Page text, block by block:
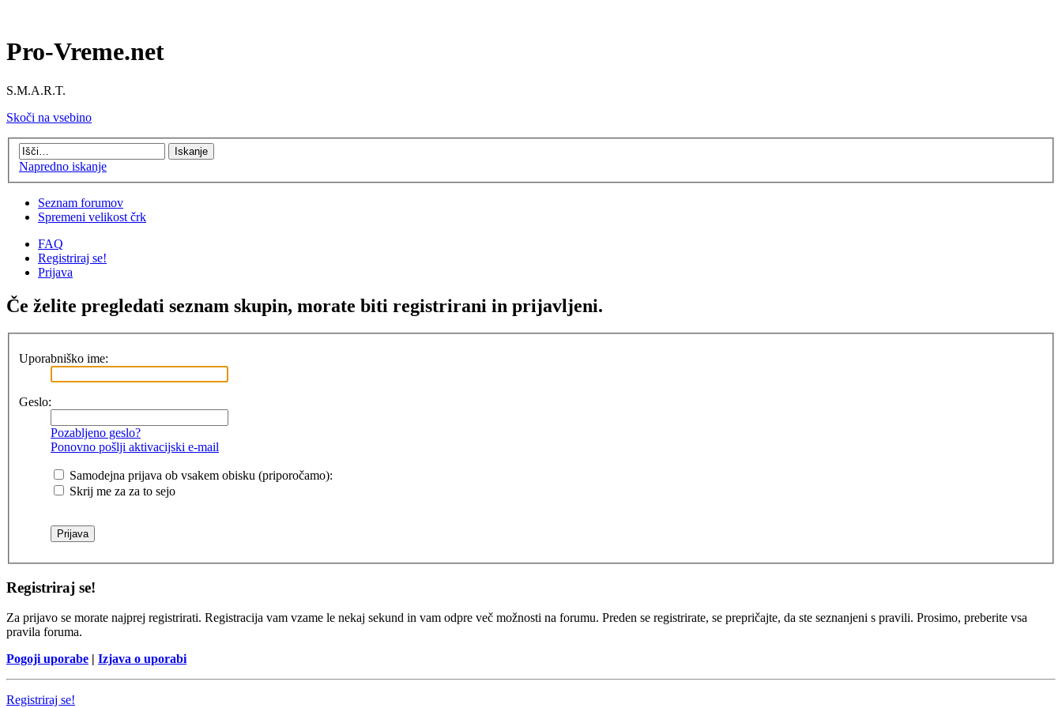
Pro-Vreme.net
S.M.A.R.T.
Skoči na vsebino
Napredno iskanje
Seznam forumov
Spremeni velikost črk
FAQ
Registriraj se!
Prijava
Če želite pregledati seznam skupin, morate biti registrirani in prijavljeni.
Uporabniško ime:
Geslo:
Pozabljeno geslo?
Ponovno pošlji aktivacijski e-mail
Samodejna prijava ob vsakem obisku (priporočamo):
Skrij me za za to sejo
Registriraj se!
Za prijavo se morate najprej registrirati. Registracija vam vzame le nekaj sekund in vam odpre več možnosti na forumu. Preden se registrirate, se prepričajte, da ste seznanjeni s pravili. Prosimo, preberite vsa
pravila foruma.
Pogoji uporabe | Izjava o uporabi
Registriraj se!